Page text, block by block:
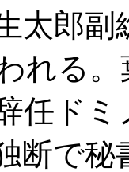
太郎
れる
任ド
断で